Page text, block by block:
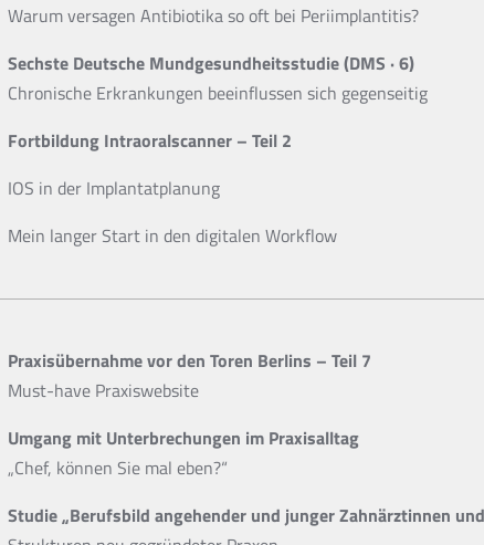
Warum versagen Antibiotika so oft bei Periimplantitis?
Sechste Deutsche Mundgesundheitsstudie (DMS · 6)
Chronische Erkrankungen beeinflussen sich gegenseitig
Fortbildung Intraoralscanner – Teil 2
IOS in der Implantatplanung
Mein langer Start in den digitalen Workflow
Praxisübernahme vor den Toren Berlins – Teil 7
Must-have Praxiswebsite
Umgang mit Unterbrechungen im Praxisalltag
„Chef, können Sie mal eben?“
Studie „Berufsbild angehender und junger Zahnärztinnen